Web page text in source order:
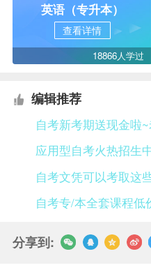
英语（专升本）
查看详情
18866人学过
编辑推荐
自考新考期送现金啦
应用型自考火热招生
自考文凭可以考取这
自考专/本全套课程
分享到: